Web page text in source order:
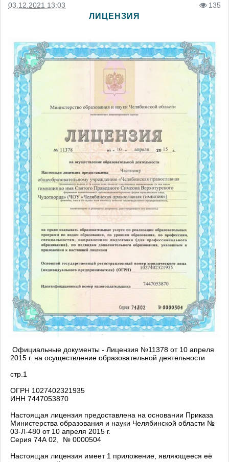
03.12.2021 13:03 135
ЛИЦЕНЗИЯ
Официальные документы - Лицензия №11378 от 10 апреля
2015 г. на осуществление образовательной деятельности
стр.1
ОГРН 1027402321935
ИНН 7447053870
Настоящая лицензия предоставлена на основании Приказа
Министерства образования и науки Челябинской области №
03-Л-480 от 10 апреля 2015 г.
Серия 74А 02, № 0000504
Настоящая лицензия имеет 1 приложение, являющееся её